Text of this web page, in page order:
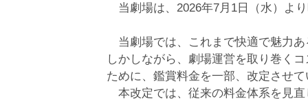
当劇場は、2026年7月1日（水）よ
当劇場では、これまで快適で魅力
しかしながら、劇場運営を取り巻く
ために、鑑賞料金を一部、改定させ
本改定では、従来の料金体系を見